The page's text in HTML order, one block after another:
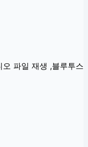
파일 재생 ,블루투스